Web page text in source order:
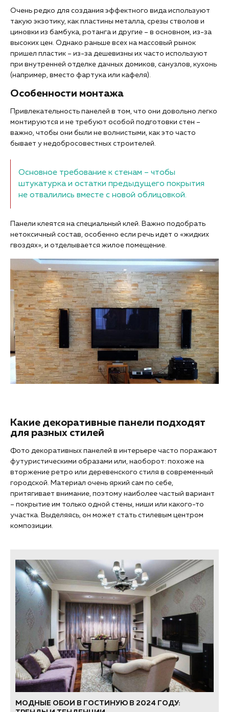
Очень редко для создания эффектного вида используют
такую экзотику, как пластины металла, срезы стволов и
циновки из бамбука, ротанга и другие – в основном, из-за
высоких цен. Однако раньше всех на массовый рынок
пришел пластик – из-за дешевизны их часто используют
при внутренней отделке дачных домиков, санузлов, кухонь
(например, вместо фартука или кафеля).
Особенности монтажа
Привлекательность панелей в том, что они довольно легко
монтируются и не требуют особой подготовки стен –
важно, чтобы они были не волнистыми, как это часто
бывает у недобросовестных строителей.
Основное требование к стенам – чтобы
штукатурка и остатки предыдущего покрытия
не отвалились вместе с новой облицовкой.
Панели клеятся на специальный клей. Важно подобрать
нетоксичный состав, особенно если речь идет о «жидких
гвоздях», и отделывается жилое помещение.
Какие декоративные панели подходят
для разных стилей
Фото декоративных панелей в интерьере часто поражают
футуристическими образами или, наоборот: похоже на
вторжение ретро или деревенского стиля в современный
городской. Материал очень яркий сам по себе,
притягивает внимание, поэтому наиболее частый вариант
– покрытие им только одной стены, ниши или какого-то
участка. Выделяясь, он может стать стилевым центром
композиции.
МОДНЫЕ ОБОИ В ГОСТИНУЮ В 2024 ГОДУ: